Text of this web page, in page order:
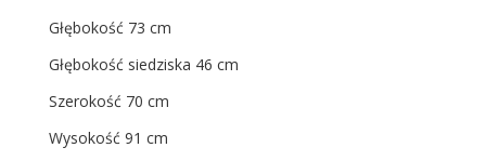
Głębokość 73 cm
Głębokość siedziska 46 cm
Szerokość 70 cm
Wysokość 91 cm